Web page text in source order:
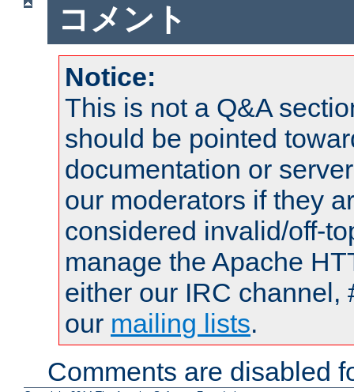
コメント
Notice:
This is not a Q&A
should be pointed
documentation or
our moderators if they
considered invalid/off-
manage the Apache
either our IRC channel,
our mailing lists.
Comments are disabled